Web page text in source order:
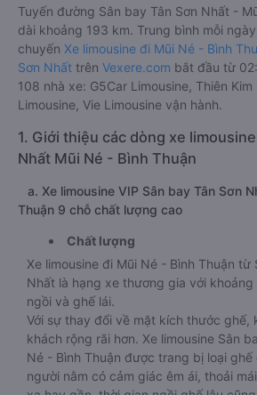
Tuyến đường Sân bay Tân Sơn Nhất -
dài khoảng 193 km. Trung bình mỗi
chuyến Xe limousine đi Mũi Né - Bình
Sơn Nhất trên Vexere.com bắt đầu từ
108 nhà xe: G5Car Limousine, Thiên Kim
Limousine, Vie Limousine vận hành.
1. Giới thiệu các dòng xe
Nhất Mũi Né - Bình Thuận
a. Xe limousine VIP Sân bay Tân Sơn
Thuận 9 chỗ chất lượng cao
Chất lượng
Xe limousine đi Mũi Né - Bình Thuận từ
Nhất là hạng xe thương gia với
ngồi và ghế lái.
Với sự thay đổi về mặt kích thước ghế,
khách rộng rãi hơn. Xe limousine Sân
Né - Bình Thuận được trang bị loại
người nằm có cảm giác êm ái, thoải